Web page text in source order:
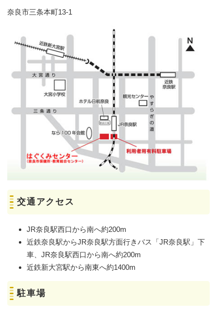
奈良市三条本町13-1
交通アクセス
JR奈良駅西口から南へ約200m
近鉄奈良駅からJR奈良駅方面行きバス「JR奈良駅」下
車、JR奈良駅西口から南へ約200m
近鉄新大宮駅から南東へ約1400m
駐車場